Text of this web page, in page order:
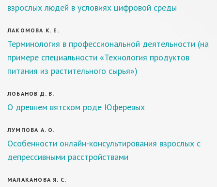
взрослых людей в условиях цифровой среды
ЛАКОМОВА К. Е.
Терминология в профессиональной деятельности (на
примере специальности «Технология продуктов
питания из растительного сырья»)
ЛОБАНОВ Д. В.
О древнем вятском роде Юферевых
ЛУМПОВА А. О.
Особенности онлайн-консультирования взрослых с
депрессивными расстройствами
МАЛАКАНОВА Я. С.